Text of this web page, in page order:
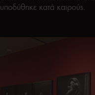
υποδύθηκε κατά καιρούς.